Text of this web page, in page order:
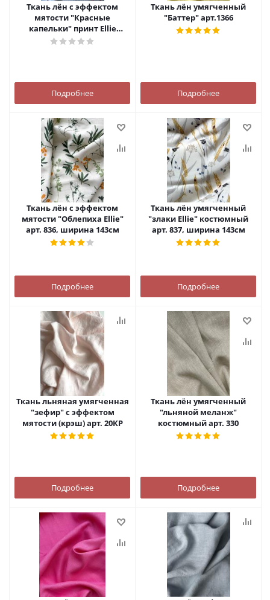
Ткань лён с эффектом
мятости "Красные
капельки" принт Ellie
Fabrics, ширина 143см
Подробнее
Ткань лён умягченный
"Баттер" арт.1366
Подробнее
Ткань лён с эффектом
мятости "Облепиха Ellie"
арт. 836, ширина 143см
Подробнее
Ткань лён умягченный
"злаки Ellie" костюмный
арт. 837, ширина 143см
Подробнее
Ткань льняная умягченная
"зефир" с эффектом
мятости (крэш) арт. 20КР
Подробнее
Ткань лён умягченный
"льняной меланж"
костюмный арт. 330
Подробнее